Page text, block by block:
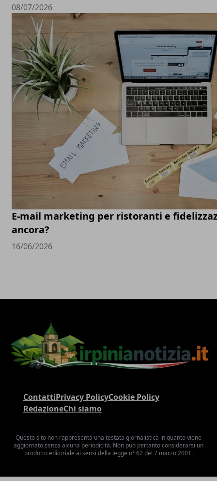
08/07/2026
E-mail marketing per ristoranti e
ancora?
16/06/2026
ContattiPrivacy PolicyCookie Policy
RedazioneChi siamo
Questo sito non rappresenta una testata giornalistica in quanto viene
aggiornato senza alcuna periodicità. Non può pertanto considerarsi un
prodotto editoriale ai sensi della legge n° 62 del 7 marzo 2001.